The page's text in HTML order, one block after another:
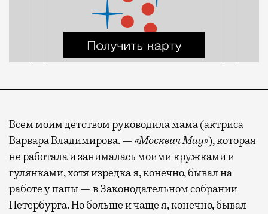
Всем моим детством руководила мама (актриса
Варвара Владимирова. — «Москвич Mag»), которая
не работала и занималась моими кружками и
гулянками, хотя изредка я, конечно, бывал на
работе у папы — в Законодательном собрании
Петербурга. Но больше и чаще я, конечно, бывал